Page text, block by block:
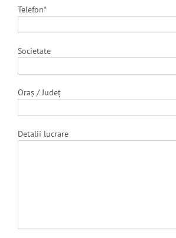
Telefon*
Societate
Oraș / Județ
Detalii lucrare